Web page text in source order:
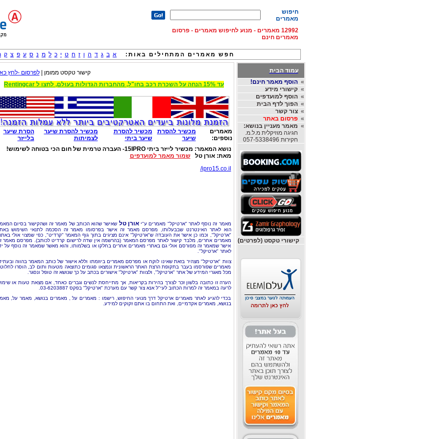
חיפוש
מאמרים
12992 מאמרים - מנוע לחיפוש מאמרים - פרסום
מאמרים חינם
חפש מאמרים המתחילים באות: א ב ג ד ה ו ז ח ט י כ ל מ נ ס ע פ צ ק
עמוד הבית
»הוסף מאמר חינם!
»קישורי מידע
»הוסף למועדפים
»הפוך לדף הבית
»צור קשר
»פרסום באתר
» מאמר מעניין בנושא:
חגיגה מוזיקלית מ.ל.מ.
חקירות 057-5338496
קישורי טקסט (לפרטים)
קישור טקסט ממומן |לפרסום -לחץ
עד 15% הנחה על השכרת רכב בחו"ל, מהחברות הגדולות בעולם, לחצו ל Rentingcar
מאמרים
נוספים:
מכשיר להסרת
שיער
מכשיר להסרת
שיער ביתי
מכשיר להסרת שיער
לצמיתות
הסרת שיער
בלייזר
נושא המאמר: מכשיר לייזר ביתי 15IPRO- העברה טרמית של חום הכי בטוחה לשימוש!
מאת:אורן טלשמור מאמר למועדפים
ipro15.co.il/
מאמר זה נוסף לאתר "ארטיקל" מאמרים ע"יאורן טל שאישר שהוא הכותב של מאמר זה ושהקישור בסיום
הוא לאתר האינטרנט שבבעלותו, מפרסם מאמר זה אישר בפרסומו מאמר זה הסכמה לתנאי השימוש
"ארטיקל", וכמו כן אישר את העובדה ש"ארטיקל" אינם מציגים בתוך גוף המאמר "קרדיט", כפי שמצוי אולי
מאמרים אחרים, מלבד קישור לאתר מפרסם המאמר (בהרשמה אין שדה לרישום קרדיט לכותב). מפרסם מאמר
אישר שמאמר זה מפורסם אולי גם באתרי מאמרים אחרים בחלקו או בשלמותו, והוא מאשר שמאמר זה נוסף על
לאתר "ארטיקל".
צוות "ארטיקל" מצהיר בזאת שאינו לוקח או מפרסם מאמרים ביוזמתו וללא אישור של כותב המאמר בהווה
מאמרים שפורסמו בעבר בתקופת הרצת האתר הראשונית ונמצאו פגומים כתוצאה מטעות ותום לב, הוסרו
מכל מאגרי המידע של אתר "ארטיקל", ולצוות "ארטיקל" אישורים בכתב על כך שנושא זה טופל ונסגר.
הערה זו כתובה בלשון זכר לצורך בהירות בקריאות, אך מתייחסת לנשים וגברים כאחד, אם מצאת טעות או
לרעה במאמר זה למרות הכתוב לעי"ל אנא צור קשר עם מערכת "ארטיקל" בפקס 03-6203887.
בכדי להגיע לאתר מאמרים ארטיקל דרך מנועי החיפוש, רישמו : מאמרים על , מאמרים בנושא, מאמר על,
בנושא, מאמרים אקדמיים, ואת התחום בו אתם זקוקים למידע.